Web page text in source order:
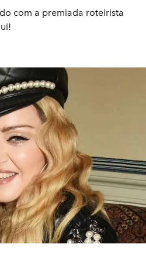
com a premiada roteirista